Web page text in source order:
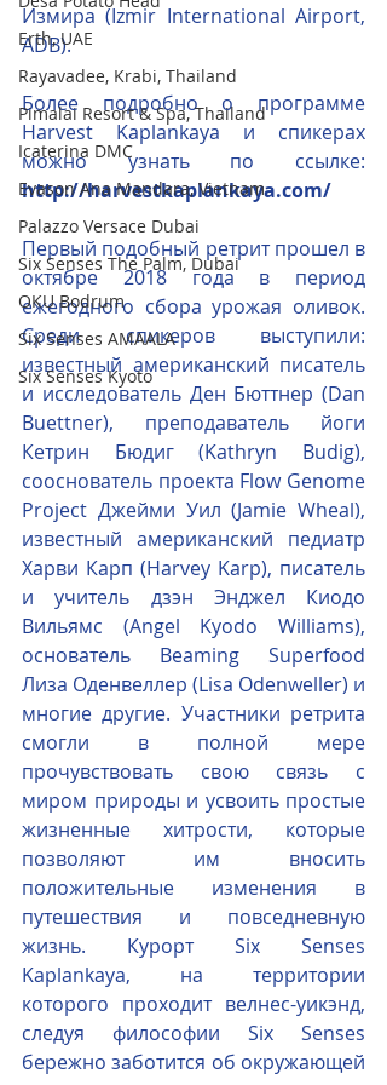
Erth, UAE
Rayavadee, Krabi, Thailand
Pimalai Resort & Spa, Thailand
Icaterina DMC
Evason Ana Mandara, Vietnam
Palazzo Versace Dubai
Six Senses The Palm, Dubai
OKU Bodrum
Six Senses AMAALA
Six Senses Kyoto
Измира (Izmir International Airport,
ADB).
Более подробно о программе
Harvest Kaplankaya и спикерах
http://harvestkaplankaya.com/
Первый подобный ретрит прошел в
октябре 2018 года в период
ежегодного сбора урожая оливок.
Среди спикеров выступили:
известный американский писатель
и исследователь Ден Бюттнер (Dan
Buettner), преподаватель йоги
Кетрин Бюдиг (Kathryn Budig),
сооснователь проекта Flow Genome
Project Джейми Уил (Jamie Wheal),
известный американский педиатр
Харви Карп (Harvey Karp), писатель
и учитель дзэн Энджел Киодо
Вильямс (Angel Kyodo Williams),
основатель Beaming Superfood
Лиза Оденвеллер (Lisa Odenweller) и
многие другие. Участники ретрита
смогли в полной мере
прочувствовать свою связь с
миром природы и усвоить простые
жизненные хитрости, которые
позволяют им вносить
положительные изменения в
путешествия и повседневную
жизнь. Курорт Six Senses
Kaplankaya, на территории
которого проходит велнес-уикэнд,
следуя философии Six Senses
бережно заботится об окружающей